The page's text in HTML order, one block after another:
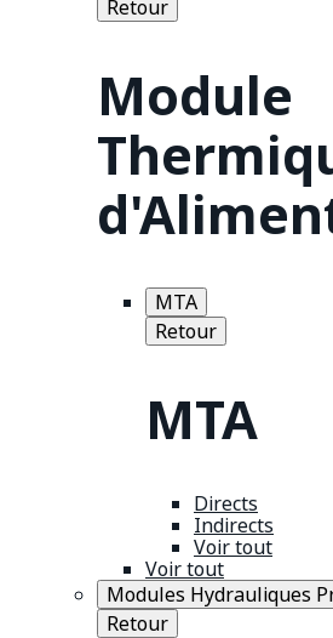
Retour
Module
MTA
Retour
MTA
Directs
Indirects
Voir tout
Voir tout
Modules Hydrauliques
Retour